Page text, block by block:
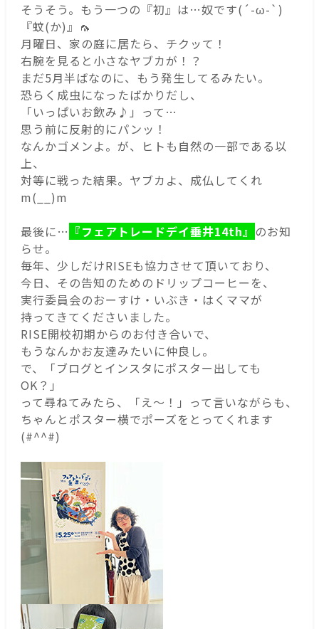
そうそう。もう一つの『初』は…奴です(´-ω-`)
『蚊(か)』🦟
月曜日、家の庭に居たら、チクッて！
右腕を見ると小さなヤブカが！？
まだ5月半ばなのに、もう発生してるみたい。
恐らく成虫になったばかりだし、
「いっぱいお飲み♪」って…
思う前に反射的にパンッ！
なんかゴメンよ。が、ヒトも自然の一部である以
上、
対等に戦った結果。ヤブカよ、成仏してくれ
m(__)m
最後に… 『フェアトレードデイ垂井14th』 のお知
らせ。
毎年、少しだけRISEも協力させて頂いており、
今日、その告知のためのドリップコーヒーを、
実行委員会のおーすけ・いぶき・はくママが
持ってきてくださいました。
RISE開校初期からのお付き合いで、
もうなんかお友達みたいに仲良し。
で、「ブログとインスタにポスター出しても
OK？」
って尋ねてみたら、「え～！」って言いながらも、
ちゃんとポスター横でポーズをとってくれます
(#^^#)